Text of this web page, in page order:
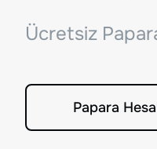
Ücretsiz
Papara